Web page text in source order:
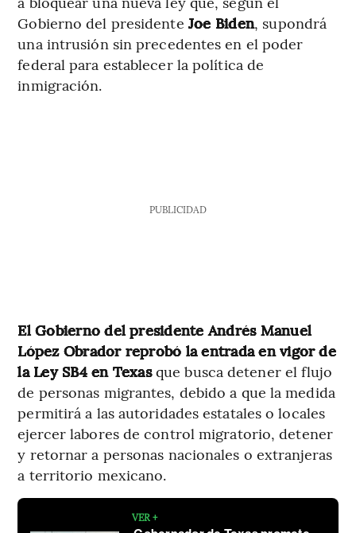
Gobierno del presidente Joe Biden, supondrá
una intrusión sin precedentes en el poder
federal para establecer la política de
inmigración.
PUBLICIDAD
El Gobierno del presidente Andrés Manuel
López Obrador reprobó la entrada en vigor de
la Ley SB4 en Texasque busca detener el flujo
de personas migrantes, debido a que la medida
permitirá a las autoridades estatales o locales
ejercer labores de control migratorio, detener
y retornar a personas nacionales o extranjeras
a territorio mexicano.
VER +